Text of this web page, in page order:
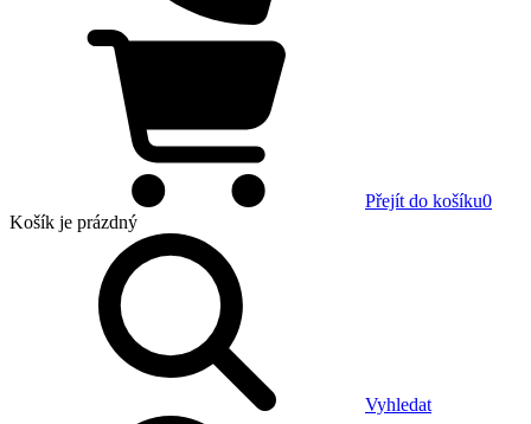
Přejít do košíku0
Košík je prázdný
Vyhledat